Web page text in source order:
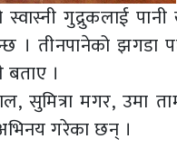
गुद्रुकलाई
। तीनपानेको झगडा
।
सुमित्रा मगर, उमा
गरेका छन् ।